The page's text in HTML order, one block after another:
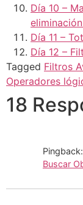
Día 10 –
Día 11 –
Día 12 –
Tagged Filtros
Operadores
18
Pingback:
Buscar